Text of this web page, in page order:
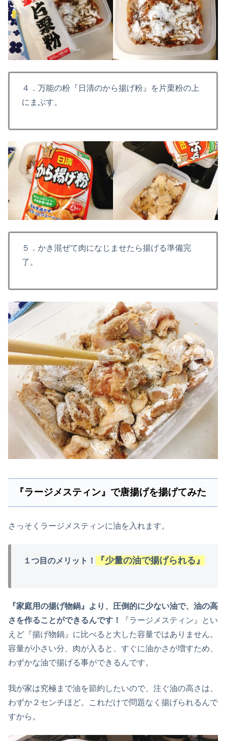
４．万能の粉『日清のから揚げ粉』を片栗粉の上
にまぶす。
５．かき混ぜて肉になじませたら揚げる準備完
了。
『ラージメスティン』で唐揚げを揚げてみた
さっそくラージメスティンに油を入れます。
１つ目のメリット！ 『少量の油で揚げられる』
『家庭用の揚げ物鍋』より、圧倒的に少ない油で、油の高
さを作ることができるんです！
『ラージメスティン』とい
えど『揚げ物鍋』に比べると大した容量ではありません。
容量が小さい分、肉が入ると、すぐに油かさが増すため、
わずかな油で揚げる事ができるんです。
我が家は究極まで油を節約したいので、注ぐ油の高さは、
わずか２センチほど。これだけで問題なく揚げられるんで
すから。